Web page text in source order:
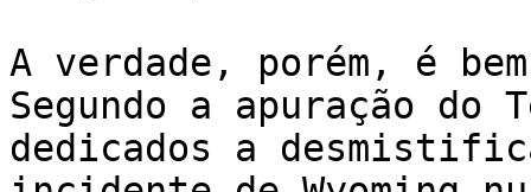
A verdade, porém, é
Segundo a apuração
dedicados a